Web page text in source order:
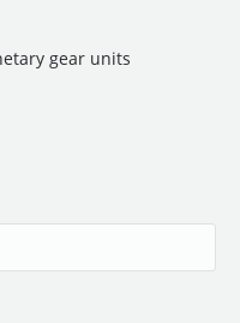
gear units